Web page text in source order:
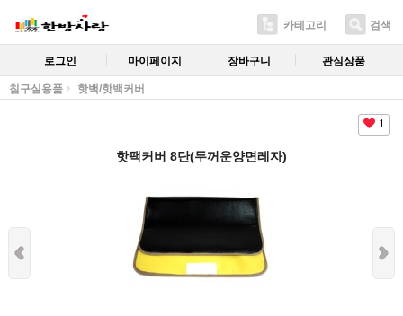
카테고리 검색
로그인 마이페이지 장바구니 관심상품
침구실용품 핫백/핫백커버
1
핫팩커버 8단(두꺼운양면레자)